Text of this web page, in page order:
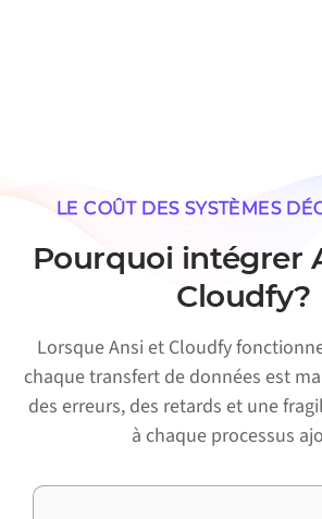
LE COÛT DES SYSTÈMES
Pourquoi intégrer
Cloudfy?
Lorsque Ansi et Cloudfy
chaque transfert de données est
des erreurs, des retards et une
à chaque processus